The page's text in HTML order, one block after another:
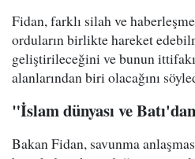
Fidan, farklı silah ve
orduların birlikte hareket
geliştirileceğini ve bunun
alanlarından biri olacağını
"İslam dünyası ve
Bakan Fidan, savunma